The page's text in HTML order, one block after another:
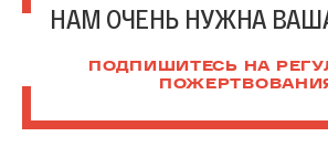
НАМ ОЧЕНЬ НУЖНА
ПОДПИШИТЕСЬ НА